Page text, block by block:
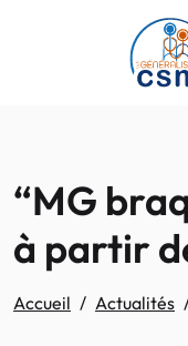
Passer au contenu
“MG
à partir
Accueil Actualités